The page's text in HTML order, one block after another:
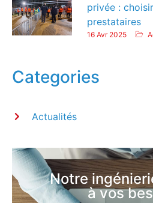
privée :
prestataires
16 Avr 2025
Categories
Actualités
Notre
à vos